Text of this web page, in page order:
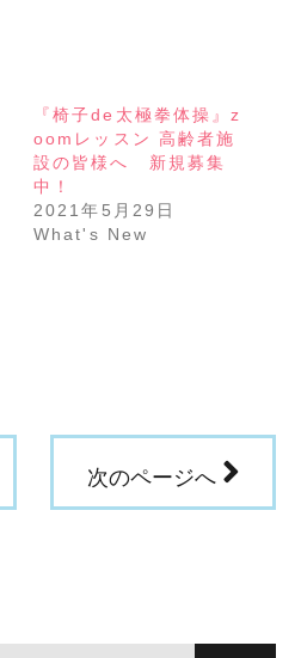
『椅子de太極拳体操』z
oomレッスン 高齢者施
設の皆様へ 新規募集
中！
2021年5月29日
What's New
次のページへ